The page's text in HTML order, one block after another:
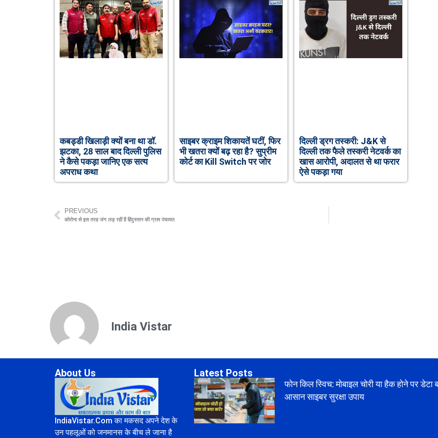
कबड्डी खिलाड़ी क्यों बना था डॉ.
झटका, 28 साल बाद दिल्ली पुलिस
ने कैसे पकड़ा जानिए एक सत्य
अपराध कथा
साइबर क्राइम शिकायतें घटीं, फिर
भी खतरा क्यों बढ़ रहा है? सुप्रीम
कोर्ट का Kill Switch पर जोर
दिल्ली ड्रग तस्करी: J&K से
दिल्ली तक फैले तस्करी नेटवर्क का
खास आरोपी, अदालत से था फरार
ऐसे पकड़ा गया
PREVIOUS
कोरोना से इस तरह जंग लड़ रहीं हैं हिंदुस्तान की ग्राम पंचायत
India Vistar
About Us
IndiaVistar.Com का मकसद अपने देश के
उन पहलूओं को जनमानस के बीच ले जाना है
Latest Posts
फोन किल स्विच: मोबाइल चोरी या हैक होने पर डेटा
आसान साइबर सुरक्षा उपाय